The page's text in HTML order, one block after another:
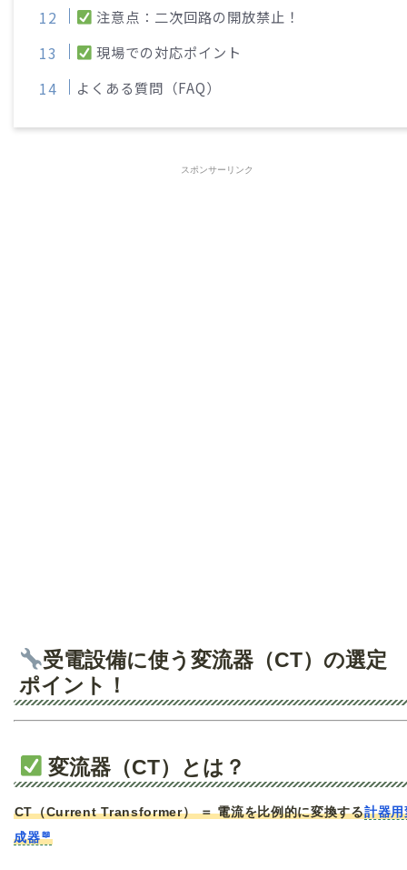
注意点：二次回路の開放禁止！
現場での対応ポイント
よくある質問（FAQ）
スポンサーリンク
受電設備に使う変流器（CT）の選定
ポイント！
変流器（CT）とは？
CT（Current Transformer） ＝ 電流を比例的に変換する計器用
成器